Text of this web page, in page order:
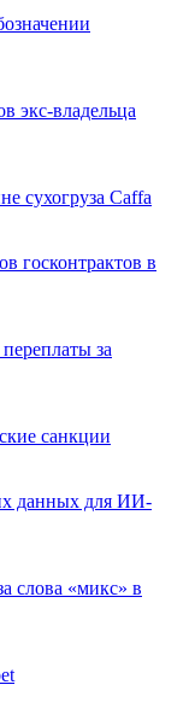
экс-владельца
сухогруза Caffa
госконтрактов в
за
санкции
данных для ИИ-
слова «микс» в